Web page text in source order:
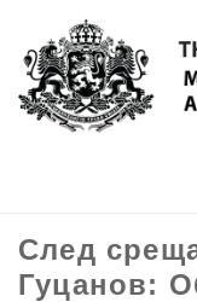
Моля,
обърнете
система
След
Гуцанов: